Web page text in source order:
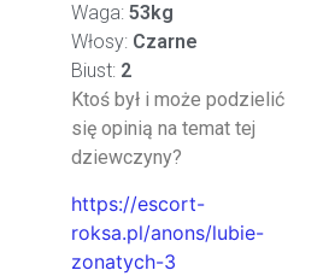
Waga: 53kg
Włosy: Czarne
Biust: 2
Ktoś był i może podzielić
się opinią na temat tej
dziewczyny?
https://escort-
roksa.pl/anons/lubie-
zonatych-3